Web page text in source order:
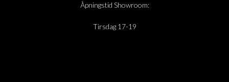
Åpningstid Showroom:
Tirsdag 17-19